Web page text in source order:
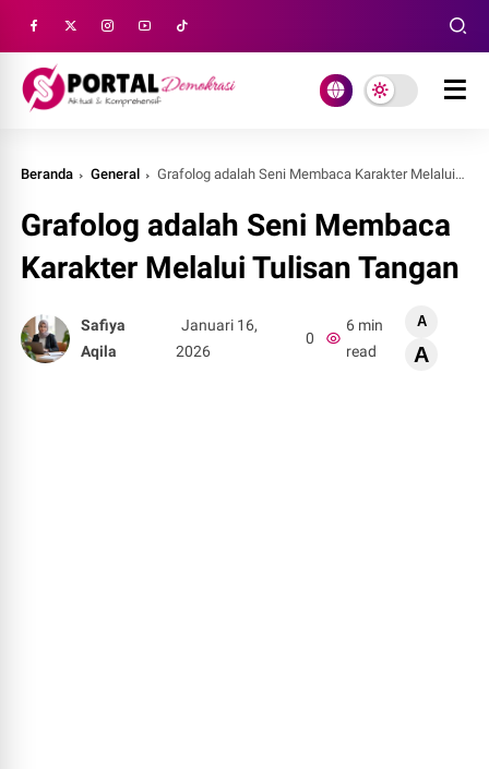
Beranda General Grafolog adalah Seni Membaca Karakter Melalui Tulisan Tangan
Grafolog adalah Seni Membaca
Karakter Melalui Tulisan Tangan
Safiya
Aqila
Januari 16,
2026
0
6 min
read
A
A